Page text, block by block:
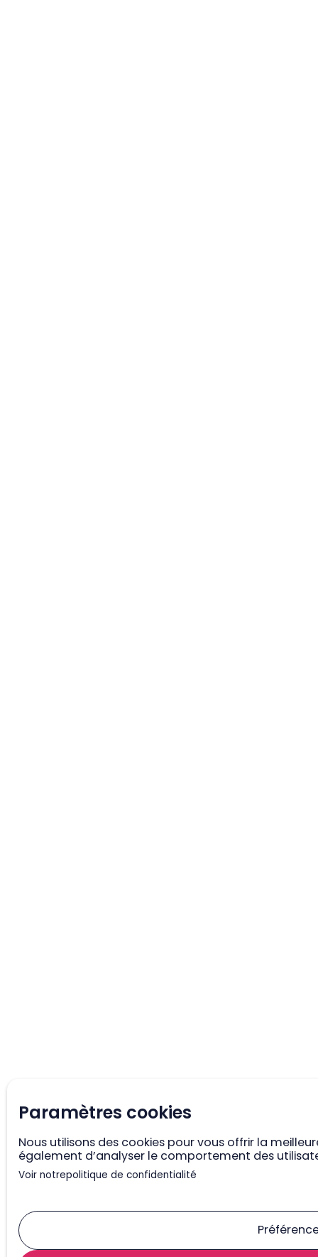
Paramètres cookies
Nous utilisons des cookies pour vous offrir la
également d’analyser le comportement des
Voir notrepolitique de confidentialité